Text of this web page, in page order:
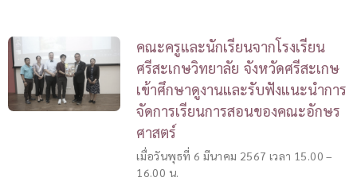
คณะครูและนักเรียนจากโรงเรียน
ศรีสะเกษวิทยาลัย จังหวัดศรีสะเกษ
เข้าศึกษาดูงานและรับฟังแนะนำการ
จัดการเรียนการสอนของคณะอักษร
ศาสตร์
เมื่อวันพุธที่ 6 มีนาคม 2567 เวลา 15.00 –
16.00 น.